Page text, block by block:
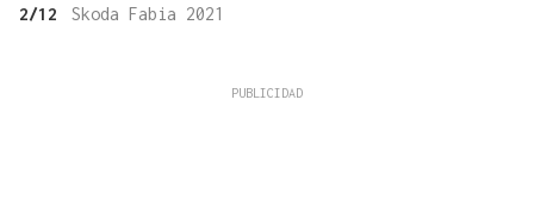
2/12 Skoda Fabia 2021